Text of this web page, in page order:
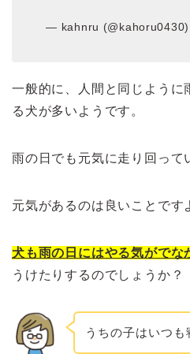
— kahnru (@kahoru0430)
一般的に、人間と同じように
る犬が多いようです。
雨の日でも元気に走り回っ
元気があるのは良いことです
犬も雨の日にはやる気がでな
うけたりするのでしょうか？
うちの子はいつ